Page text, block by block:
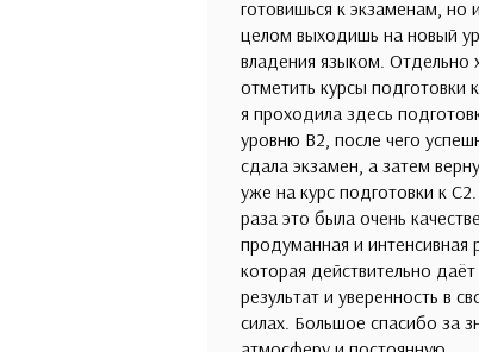
готовишься к экзаменам, но
целом выходишь на новый
владения языком. Отдельно
отметить курсы подготовки
я проходила здесь
уровню B2, после чего
сдала экзамен, а затем
уже на курс подготовки к
раза это была очень
продуманная и интенсивная
которая действительно даёт
результат и уверенность в
силах. Большое спасибо за